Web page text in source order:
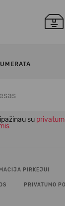
su
PIRKĖJUI
PRIVATUMO